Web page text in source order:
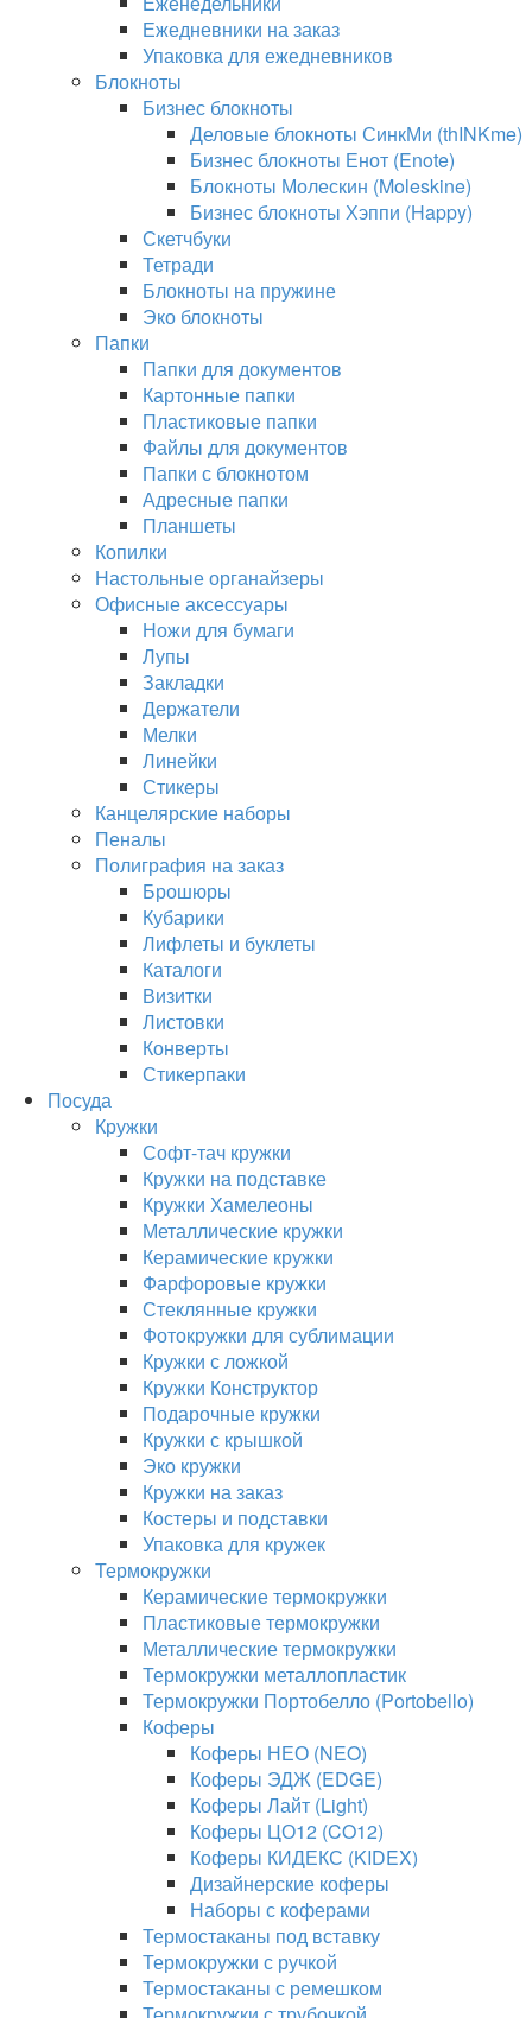
Ежедневники на заказ
Упаковка для ежедневников
Блокноты
Бизнес блокноты
Деловые блокноты СинкМи (thINKme)
Бизнес блокноты Енот (Enote)
Блокноты Молескин (Moleskine)
Бизнес блокноты Хэппи (Happy)
Скетчбуки
Тетради
Блокноты на пружине
Эко блокноты
Папки
Папки для документов
Картонные папки
Пластиковые папки
Файлы для документов
Папки с блокнотом
Адресные папки
Планшеты
Копилки
Настольные органайзеры
Офисные аксессуары
Ножи для бумаги
Лупы
Закладки
Держатели
Мелки
Линейки
Стикеры
Канцелярские наборы
Пеналы
Полиграфия на заказ
Брошюры
Кубарики
Лифлеты и буклеты
Каталоги
Визитки
Листовки
Конверты
Стикерпаки
Посуда
Кружки
Софт-тач кружки
Кружки на подставке
Кружки Хамелеоны
Металлические кружки
Керамические кружки
Фарфоровые кружки
Стеклянные кружки
Фотокружки для сублимации
Кружки с ложкой
Кружки Конструктор
Подарочные кружки
Кружки с крышкой
Эко кружки
Кружки на заказ
Костеры и подставки
Упаковка для кружек
Термокружки
Керамические термокружки
Пластиковые термокружки
Металлические термокружки
Термокружки металлопластик
Термокружки Портобелло (Portobello)
Коферы
Коферы НЕО (NEO)
Коферы ЭДЖ (EDGE)
Коферы Лайт (Light)
Коферы ЦО12 (CO12)
Коферы КИДЕКС (KIDEX)
Дизайнерские коферы
Наборы с коферами
Термостаканы под вставку
Термокружки с ручкой
Термостаканы с ремешком